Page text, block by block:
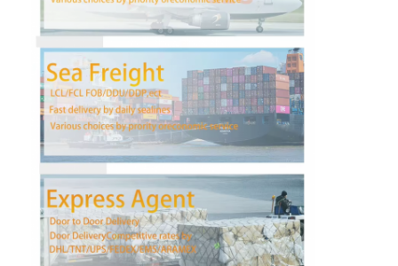
Διεθνές φορτίο μπροστινό
θαλάσσιο φορτίο
DDP Ναυτιλία από την Κίνα
εκφράστε τη ναυτιλία
ΦΟΡΤΙΟ ΡΑΓΩΝ
Ναυπηγεία στο Αμαζόνιο